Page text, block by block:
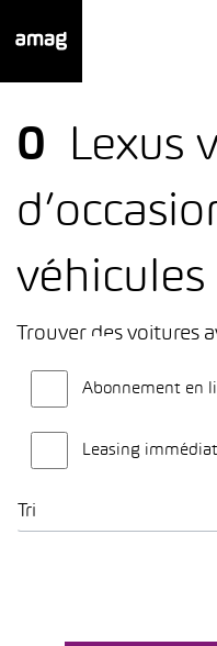
0
Lexus
véhicules
Trouver des voitures
Abonnement en
Leasing
Tri